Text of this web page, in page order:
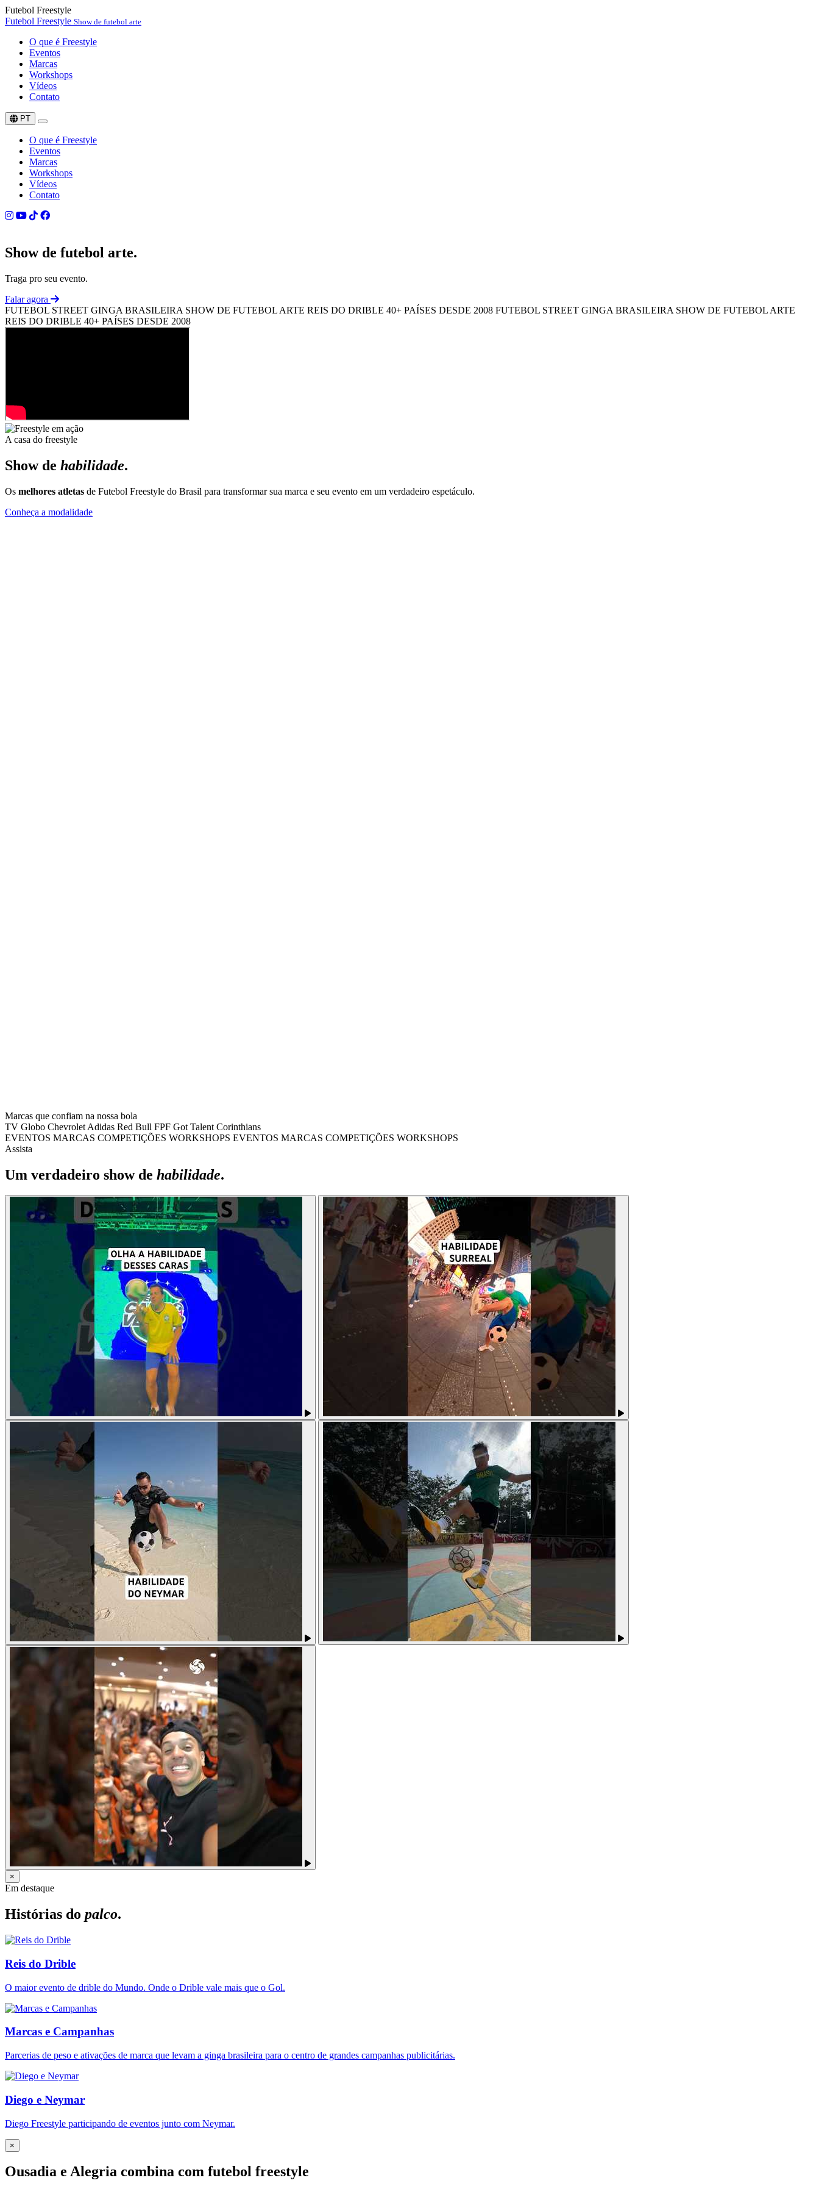
Futebol Freestyle
Futebol Freestyle Show de futebol arte
O que é Freestyle
Eventos
Marcas
Workshops
Vídeos
Contato
PT
O que é Freestyle
Eventos
Marcas
Workshops
Vídeos
Contato
Show de futebol arte.
Traga pro seu evento.
Falar agora
FUTEBOL STREET GINGA BRASILEIRA SHOW DE FUTEBOL ARTE REIS DO DRIBLE 40+ PAÍSES DESDE 2008 FUTEBOL STREET GINGA BRASILEIRA SHOW DE FUTEBOL ARTE
REIS DO DRIBLE 40+ PAÍSES DESDE 2008
A casa do freestyle
Show de habilidade.
Os melhores atletas de Futebol Freestyle do Brasil para transformar sua marca e seu evento em um verdadeiro espetáculo.
Conheça a modalidade
Marcas que confiam na nossa bola
TV Globo Chevrolet Adidas Red Bull FPF Got Talent Corinthians
EVENTOS MARCAS COMPETIÇÕES WORKSHOPS EVENTOS MARCAS COMPETIÇÕES WORKSHOPS
Assista
Um verdadeiro show de habilidade.
×
Em destaque
Histórias do palco.
Reis do Drible
O maior evento de drible do Mundo. Onde o Drible vale mais que o Gol.
Marcas e Campanhas
Parcerias de peso e ativações de marca que levam a ginga brasileira para o centro de grandes campanhas publicitárias.
Diego e Neymar
Diego Freestyle participando de eventos junto com Neymar.
×
Ousadia e Alegria combina com futebol freestyle